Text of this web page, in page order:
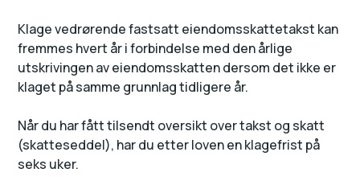
Klage vedrørende fastsatt eiendomsskattetakst kan
fremmes hvert år i forbindelse med den årlige
utskrivingen av eiendomsskatten dersom det ikke er
klaget på samme grunnlag tidligere år.
Når du har fått tilsendt oversikt over takst og skatt
(skatteseddel), har du etter loven en klagefrist på
seks uker.